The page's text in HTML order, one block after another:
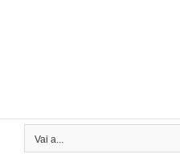
Vai a...